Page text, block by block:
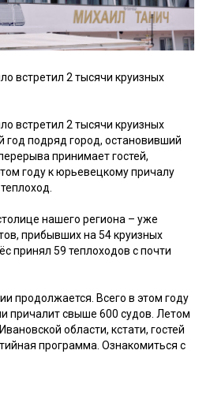
встретил 2 тысячи круизных
встретил 2 тысячи круизных
год подряд город, остановивший
принимает гостей,
году к юрьевецкому причалу
нашего региона – уже
прибывших на 54 круизных
принял 59 теплоходов с почти
продолжается. Всего в этом году
причалит свыше 600 судов. Летом
области, кстати, гостей
программа. Ознакомиться с